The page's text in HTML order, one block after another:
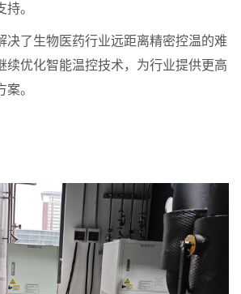
。
了生物医药行业远距离精密控温的难
续优化智能温控技术，为行业提供更高
。